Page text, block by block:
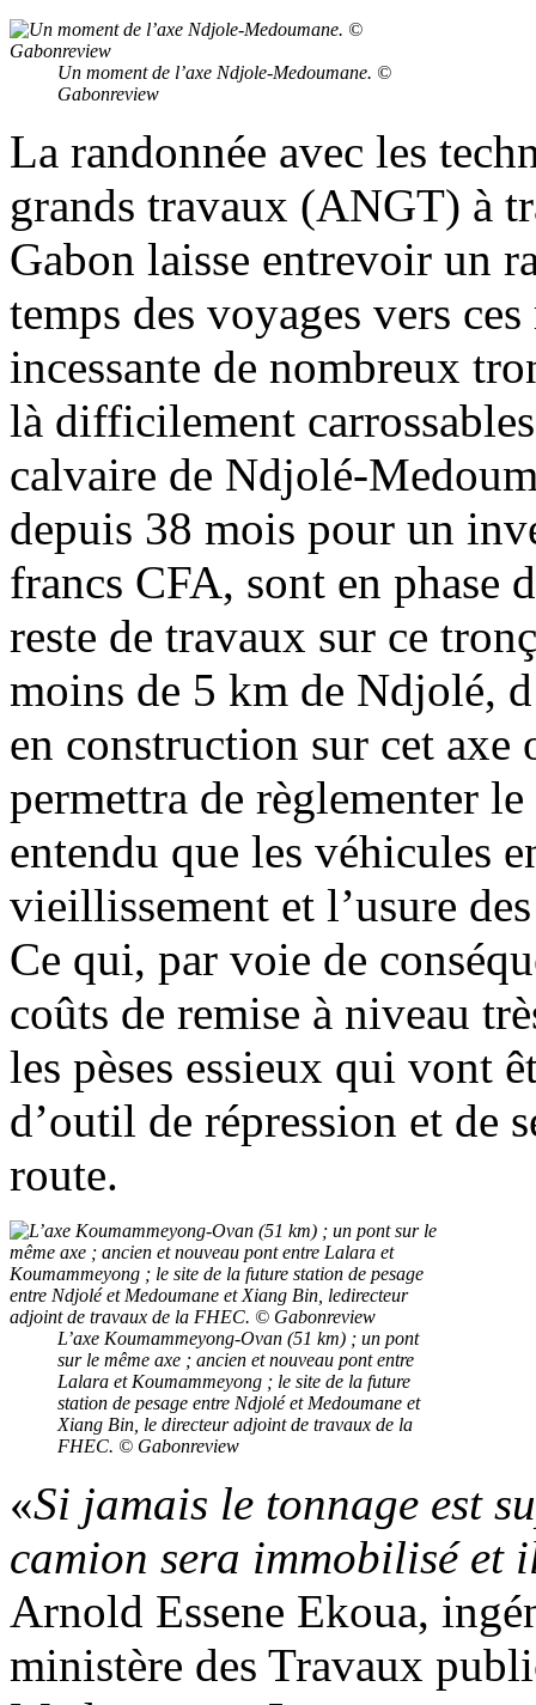
Un moment de l’axe Ndjole-Medoumane. ©
Gabonreview
La randonnée avec les
grands travaux (ANGT) à
Gabon laisse entrevoir un
temps des voyages vers
incessante de nombreux
là difficilement
calvaire de Ndjolé-
depuis 38 mois pour un
francs CFA, sont en phase
reste de travaux sur ce
moins de 5 km de Ndjolé,
en construction sur cet
permettra de règlementer
entendu que les véhicules
vieillissement et l’usure
Ce qui, par voie de
coûts de remise à niveau
les pèses essieux qui vont
d’outil de répression et de
route.
L’axe Koumammeyong-Ovan (51 km) ; un pont
sur le même axe ; ancien et nouveau pont entre
Lalara et Koumammeyong ; le site de la future
station de pesage entre Ndjolé et Medoumane et
Xiang Bin, le directeur adjoint de travaux de la
FHEC. © Gabonreview
«Si jamais le tonnage est
camion sera immobilisé et
Arnold Essene Ekoua,
ministère des Travaux